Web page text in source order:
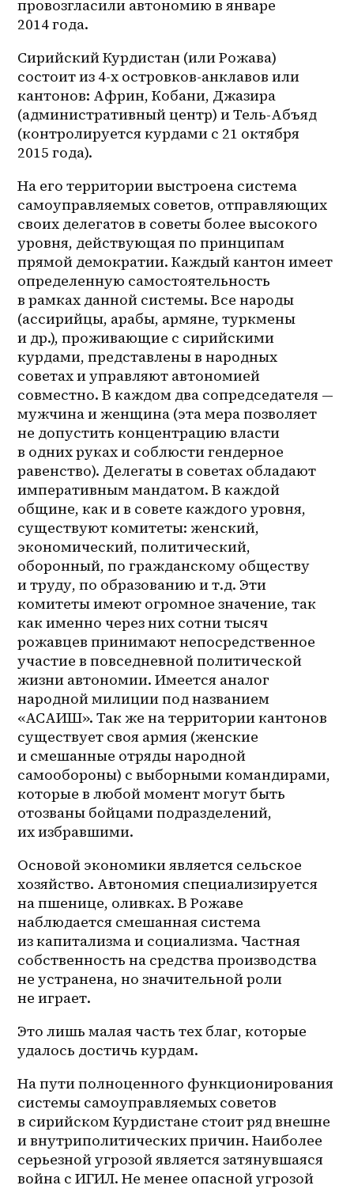
провозгласили автономию в январе
2014 года.
Сирийский Курдистан (или Рожава)
состоит из 4-х островков-анклавов или
кантонов: Африн, Кобани, Джазира
(административный центр) и Тель-Абъяд
(контролируется курдами с 21 октября
2015 года).
На его территории выстроена система
самоуправляемых советов, отправляющих
своих делегатов в советы более высокого
уровня, действующая по принципам
прямой демократии. Каждый кантон имеет
определенную самостоятельность
в рамках данной системы. Все народы
(ассирийцы, арабы, армяне, туркмены
и др.), проживающие с сирийскими
курдами, представлены в народных
советах и управляют автономией
совместно. В каждом два сопредседателя —
мужчина и женщина (эта мера позволяет
не допустить концентрацию власти
в одних руках и соблюсти гендерное
равенство). Делегаты в советах обладают
императивным мандатом. В каждой
общине, как и в совете каждого уровня,
существуют комитеты: женский,
экономический, политический,
оборонный, по гражданскому обществу
и труду, по образованию и т.д. Эти
комитеты имеют огромное значение, так
как именно через них сотни тысяч
рожавцев принимают непосредственное
участие в повседневной политической
жизни автономии. Имеется аналог
народной милиции под названием
«АСАИШ». Так же на территории кантонов
существует своя армия (женские
и смешанные отряды народной
самообороны) с выборными командирами,
которые в любой момент могут быть
отозваны бойцами подразделений,
их избравшими.
Основой экономики является сельское
хозяйство. Автономия специализируется
на пшенице, оливках. В Рожаве
наблюдается смешанная система
из капитализма и социализма. Частная
собственность на средства производства
не устранена, но значительной роли
не играет.
Это лишь малая часть тех благ, которые
удалось достичь курдам.
На пути полноценного функционирования
системы самоуправляемых советов
в сирийском Курдистане стоит ряд внешне
и внутриполитических причин. Наиболее
серьезной угрозой является затянувшаяся
война с ИГИЛ. Не менее опасной угрозой